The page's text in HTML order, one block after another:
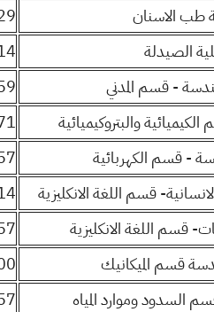
طب الاسنان
الصيدلة
- قسم المدني
والبتروكيميائية
- قسم الكهربائية
قسم اللغة الانكليزية
قسم اللغة الانكليزية
قسم الميكانيك
السدود وموارد المياه